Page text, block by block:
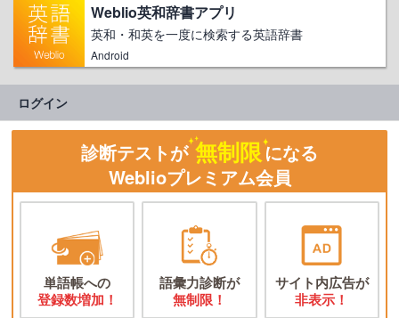
Weblio英和辞書アプリ
英和・和英を一度に検索する英語辞書
Android
ログイン
診断テストが 無制限になる
Weblioプレミアム会員
単語帳への
登録数増加！
語彙力診断が
無制限！
サイト内広告が
非表示！